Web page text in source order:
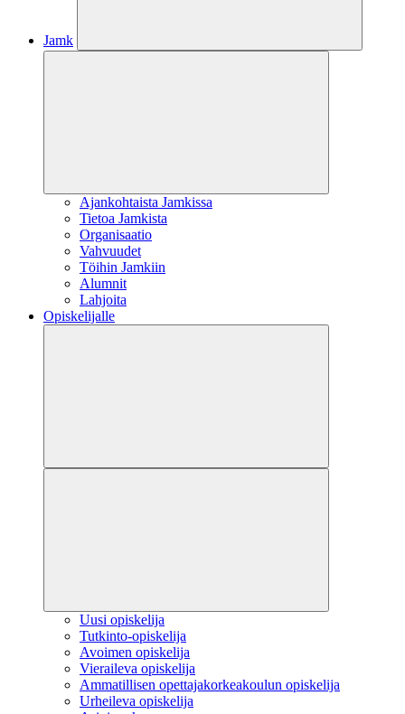
Jamk
Ajankohtaista Jamkissa
Tietoa Jamkista
Organisaatio
Vahvuudet
Töihin Jamkiin
Alumnit
Lahjoita
Opiskelijalle
Uusi opiskelija
Tutkinto-opiskelija
Avoimen opiskelija
Vieraileva opiskelija
Ammatillisen opettajakorkeakoulun opiskelija
Urheileva opiskelija